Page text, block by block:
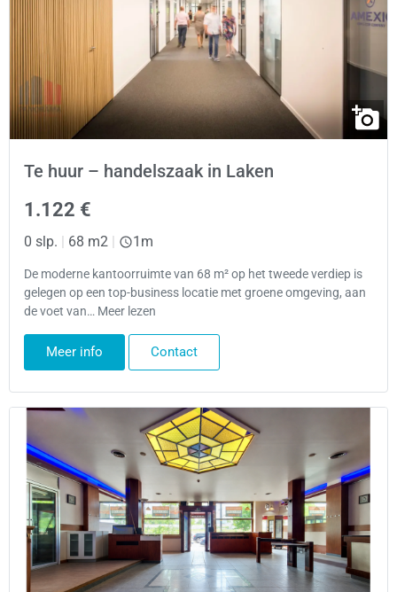
Te huur – handelszaak in Laken
1.122 €
0 slp. | 68 m2 | 1m
De moderne kantoorruimte van 68 m² op het tweede verdiep is
gelegen op een top-business locatie met groene omgeving, aan
de voet van… Meer lezen
Meer info Contact